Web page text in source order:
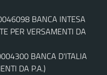
BANCA INTESA
PER VERSAMENTI DA
BANCA D'ITALIA
DA P.A.)